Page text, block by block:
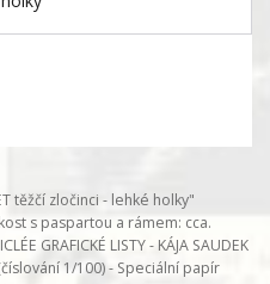
těžčí zločinci - lehké holky"
s paspartou a rámem: cca.
GRAFICKÉ LISTY - KÁJA SAUDEK
1/100) - Speciální papír